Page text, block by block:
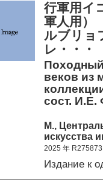
行軍用イ
軍人用）
ルブリョ
レ・・・
Походный
веков из
сост. И.Е.
М.,
искусства
2025 年 R275873
Издание к